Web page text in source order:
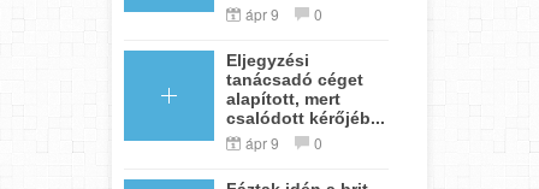
ápr 9 0
Eljegyzési
tanácsadó céget
alapított, mert
csalódott kérőjéb...
ápr 9 0